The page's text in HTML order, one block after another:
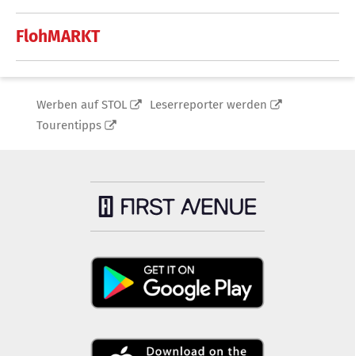
FlohMARKT
Werben auf STOL
Leserreporter werden
Tourentipps